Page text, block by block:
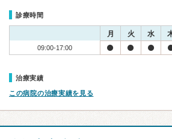
診療時間
月 火 水
09:00-17:00
治療実績
この病院の治療実績を見る